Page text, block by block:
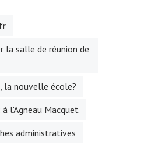
la salle de réunion de
la nouvelle école?
à l'Agneau Macquet
administratives